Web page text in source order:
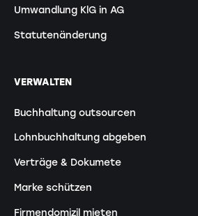
Umwandlung KlG in AG
Statutenänderung
VERWALTEN
Buchhaltung outsourcen
Lohnbuchhaltung abgeben
Verträge & Dokumete
Marke schützen
Firmendomizil mieten